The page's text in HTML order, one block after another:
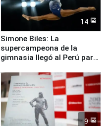
14
Simone Biles: La
supercampeona de la
gimnasia llegó al Perú para
Panamericanos Lima 2027
9